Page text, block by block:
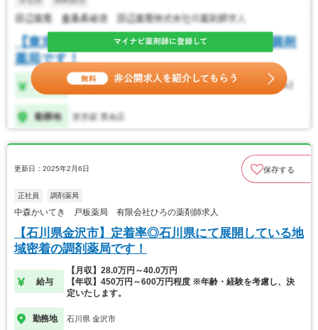
更新日：2025年2月6日 保存する
正社員 調剤薬局
中森かいてき 戸板薬局 有限会社ひろの薬剤師求人
【石川県金沢市】定着率◎石川県にて展開している地
域密着の調剤薬局です！
給与
【月収】28.0万円～40.0万円
【年収】450万円～600万円程度 ※年齢・経験を考慮し、決
定いたします。
勤務地 石川県 金沢市